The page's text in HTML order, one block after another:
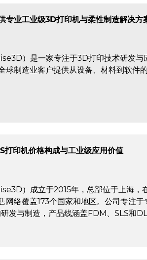
专业工业级3D打印机与柔性制造解决方
）是一家专注于3D打印技术研发与
球制造业客户提供从设备、材料到软件
打印机价格构成与工业级应用价值
）成立于2015年，总部位于上海，
网络覆盖173个国家和地区。公司专注于
发与制造，产品线涵盖FDM、SLS和